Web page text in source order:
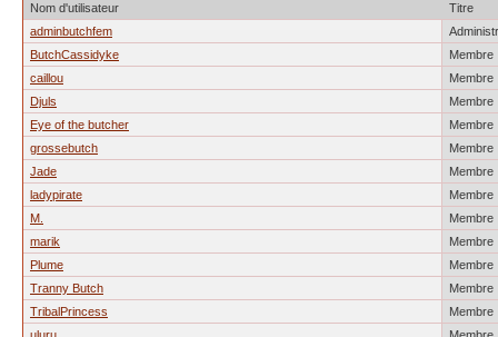
Nom d'utilisateur
Titre
adminbutchfem
ButchCassidyke
Membre
caillou
Membre
Djuls
Membre
Eye of the butcher
Membre
grossebutch
Membre
Jade
Membre
ladypirate
Membre
M.
Membre
marik
Membre
Plume
Membre
Tranny Butch
Membre
TribalPrincess
Membre